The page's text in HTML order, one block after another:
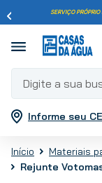
SERVIÇO
Digite a sua
Informe seu
Materiais
Rejunte
Termos mais
2
porcelanato